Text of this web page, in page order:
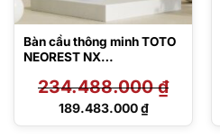
Bàn cầu thông minh TOTO
NEOREST NX
VR234.488.000₫
Giá
189.483.000₫
Giá